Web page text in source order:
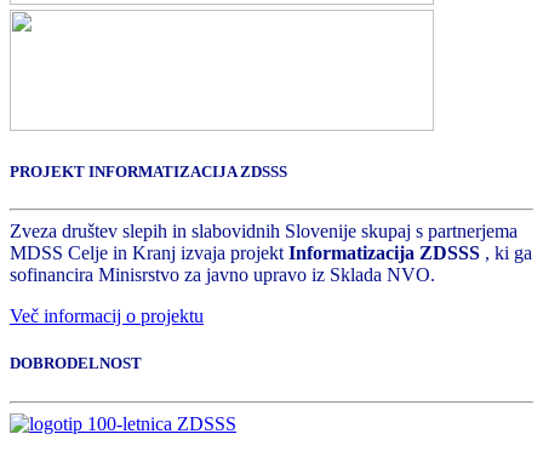
PROJEKT INFORMATIZACIJA ZDSSS
Zveza društev slepih in slabovidnih Slovenije skupaj s partnerjema
MDSS Celje in Kranj izvaja projekt Informatizacija ZDSSS , ki ga
sofinancira Minisrstvo za javno upravo iz Sklada NVO.
Več informacij o projektu
DOBRODELNOST